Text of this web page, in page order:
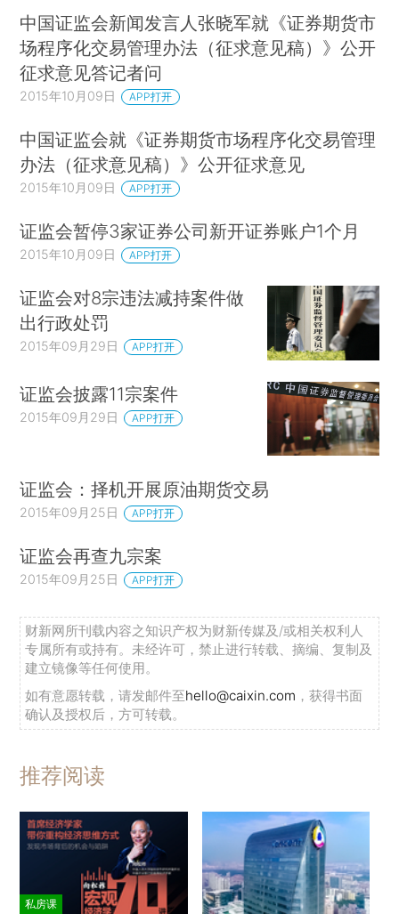
中国证监会新闻发言人张晓军就《证券期货市
场程序化交易管理办法（征求意见稿）》公开
征求意见答记者问
2015年10月09日 APP打开
中国证监会就《证券期货市场程序化交易管理
办法（征求意见稿）》公开征求意见
2015年10月09日 APP打开
证监会暂停3家证券公司新开证券账户1个月
2015年10月09日 APP打开
证监会对8宗违法减持案件做
出行政处罚
2015年09月29日 APP打开
证监会披露11宗案件
2015年09月29日 APP打开
证监会：择机开展原油期货交易
2015年09月25日 APP打开
证监会再查九宗案
2015年09月25日 APP打开
财新网所刊载内容之知识产权为财新传媒及/或相关权利人
专属所有或持有。未经许可，禁止进行转载、摘编、复制及
建立镜像等任何使用。
如有意愿转载，请发邮件至hello@caixin.com ，获得书面
确认及授权后，方可转载。
推荐阅读
私房课